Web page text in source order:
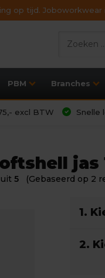
op tijd. Joboworkwear
PBM Branches
excl BTW Snelle
jas
uit 5 (Gebaseerd op 2
1.
2.